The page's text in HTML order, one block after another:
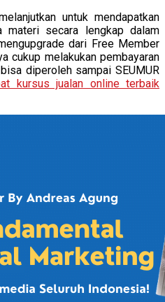
untuk mendapatkan
secara lengkap dalam
dari Free Member
cukup melakukan pembayaran
diperoleh sampai SEUMUR
kursus jualan online terbaik